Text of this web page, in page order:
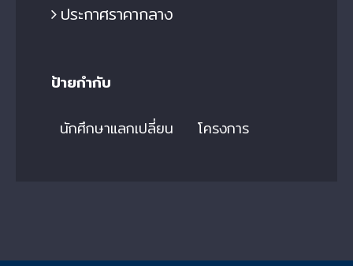
ประกาศราคากลาง
ป้ายกำกับ
นักศึกษาแลกเปลี่ยน โครงการ